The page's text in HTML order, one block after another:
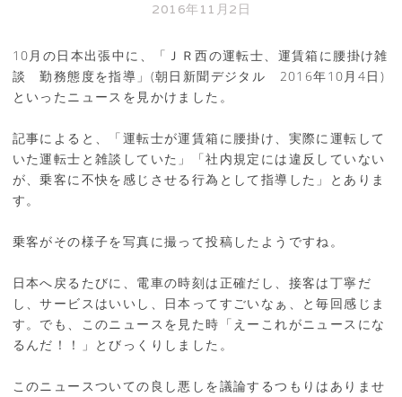
2016年11月2日
10月の日本出張中に、「ＪＲ西の運転士、運賃箱に腰掛け雑
談 勤務態度を指導」(朝日新聞デジタル 2016年10月4日)
といったニュースを見かけました。
記事によると、「運転士が運賃箱に腰掛け、実際に運転して
いた運転士と雑談していた」「社内規定には違反していない
が、乗客に不快を感じさせる行為として指導した」とありま
す。
乗客がその様子を写真に撮って投稿したようですね。
日本へ戻るたびに、電車の時刻は正確だし、接客は丁寧だ
し、サービスはいいし、日本ってすごいなぁ、と毎回感じま
す。でも、このニュースを見た時「えーこれがニュースにな
るんだ！！」とびっくりしました。
このニュースついての良し悪しを議論するつもりはありませ